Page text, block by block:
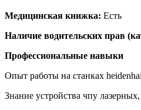
Медицинская книжка: Есть
Наличие водительских прав
Профессиональные навыки
Опыт работы на станках
Знание устройства чпу